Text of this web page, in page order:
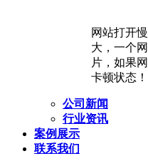
网站打开
大，一个
片，如果
卡顿状态！
公司新闻
行业资讯
案例展示
联系我们